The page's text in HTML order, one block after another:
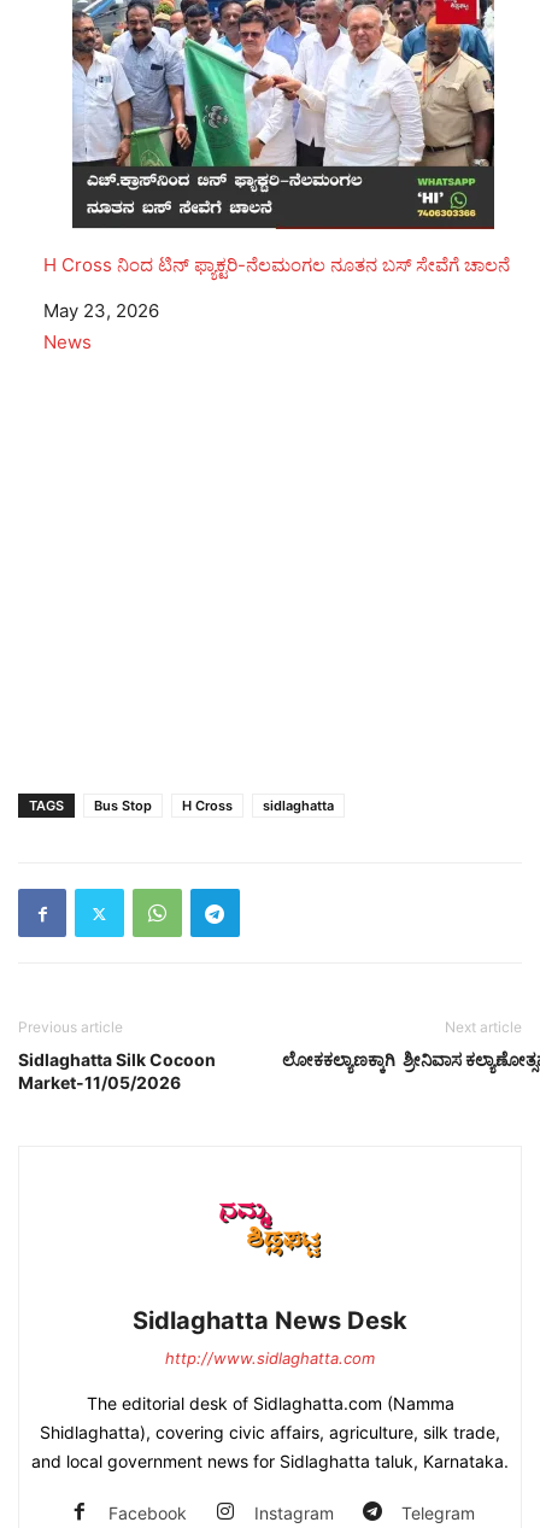
H Cross ನಿಂದ ಟಿನ್ ಫ್ಯಾಕ್ಟರಿ-ನೆಲಮಂಗಲ ನೂತನ ಬಸ್ ಸೇವೆಗೆ ಚಾಲನೆ
Date
May 23, 2026
In relation to
News
TAGS Bus Stop H Cross sidlaghatta
Previous article
Sidlaghatta Silk Cocoon
Market-11/05/2026
Next article
ಲೋಕಕಲ್ಯಾಣಕ್ಕಾಗಿ ಶ್ರೀನಿವಾಸ
Sidlaghatta News Desk
http://www.sidlaghatta.com
The editorial desk of Sidlaghatta.com (Namma
Shidlaghatta), covering civic affairs, agriculture, silk trade,
and local government news for Sidlaghatta taluk, Karnataka.
Facebook Instagram Telegram